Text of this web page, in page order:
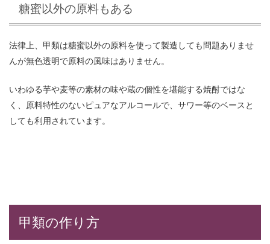
糖蜜以外の原料もある
法律上、甲類は糖蜜以外の原料を使って製造しても問題ありませ
んが無色透明で原料の風味はありません。
いわゆる芋や麦等の素材の味や蔵の個性を堪能する焼酎ではな
く、原料特性のないピュアなアルコールで、サワー等のベースと
しても利用されています。
甲類の作り方